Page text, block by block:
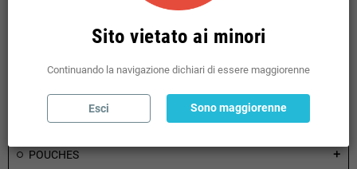
LOST MARY TOCA
VAPORART
CLIQ
POUCHES add
Sito vietato ai minori
Continuando la navigazione dichiari di essere maggiorenne
Esci Sono maggiorenne